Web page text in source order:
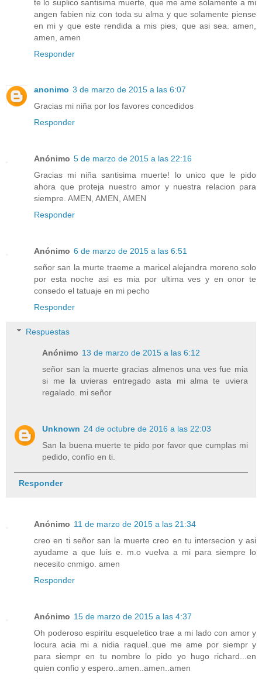
te lo suplico santisima muerte, que me ame solamente a mi
angen fabien niz con toda su alma y que solamente piense
en mi y que este rendida a mis pies, que asi sea. amen,
amen, amen
Responder
anonimo 3 de marzo de 2015 a las 6:07
Gracias mi niña por los favores concedidos
Responder
Anónimo 5 de marzo de 2015 a las 22:16
Gracias mi niña santisima muerte! lo unico que le pido
ahora que proteja nuestro amor y nuestra relacion para
siempre. AMEN, AMEN, AMEN
Responder
Anónimo 6 de marzo de 2015 a las 6:51
señor san la murte traeme a maricel alejandra moreno solo
por esta noche asi es mia por ultima ves y en onor te
consedo el tatuaje en mi pecho
Responder
Respuestas
Anónimo 13 de marzo de 2015 a las 6:12
señor san la muerte gracias almenos una ves fue mia
si me la uvieras entregado asta mi alma te uviera
regalado. mi señor
Unknown 24 de octubre de 2016 a las 22:03
San la buena muerte te pido por favor que cumplas mi
pedido, confío en ti.
Responder
Anónimo 11 de marzo de 2015 a las 21:34
creo en ti señor san la muerte creo en tu intersecion y asi
ayudame a que luis e. m.o vuelva a mi para siempre lo
necesito cnmigo. amen
Responder
Anónimo 15 de marzo de 2015 a las 4:37
Oh poderoso espiritu esqueletico trae a mi lado con amor y
locura acia mi a nidia raquel..que me ame por siempr y
para siempr en tu nombre lo pido yo hugo richard...en
quien confio y espero..amen..amen..amen